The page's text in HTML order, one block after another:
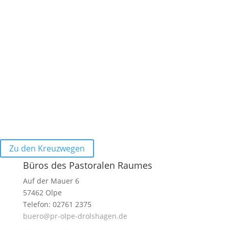
Zu den Kreuzwegen
Büros des Pastoralen Raumes
Auf der Mauer 6
57462 Olpe
Telefon: 02761 2375
buero@pr-olpe-drolshagen.de